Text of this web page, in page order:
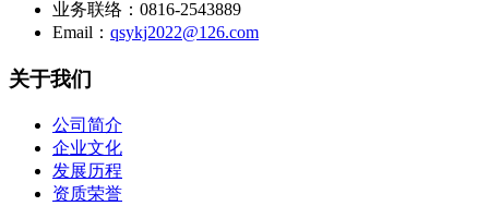
业务联络：0816-2543889
Email： qsykj2022@126.com
关于我们
公司简介
企业文化
发展历程
资质荣誉